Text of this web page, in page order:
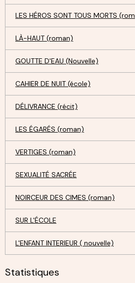
LES HÉROS SONT TOUS MORTS (rom
LÀ-HAUT (roman)
GOUTTE D'EAU (Nouvelle)
CAHIER DE NUIT (école)
DÉLIVRANCE (récit)
LES ÉGARÉS (roman)
VERTIGES (roman)
SEXUALITÉ SACRÉE
NOIRCEUR DES CIMES (roman)
SUR L'ÉCOLE
L'ENFANT INTERIEUR ( nouvelle)
Statistiques